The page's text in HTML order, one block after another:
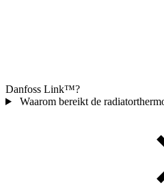
Danfoss Link™?
Waarom bereikt de